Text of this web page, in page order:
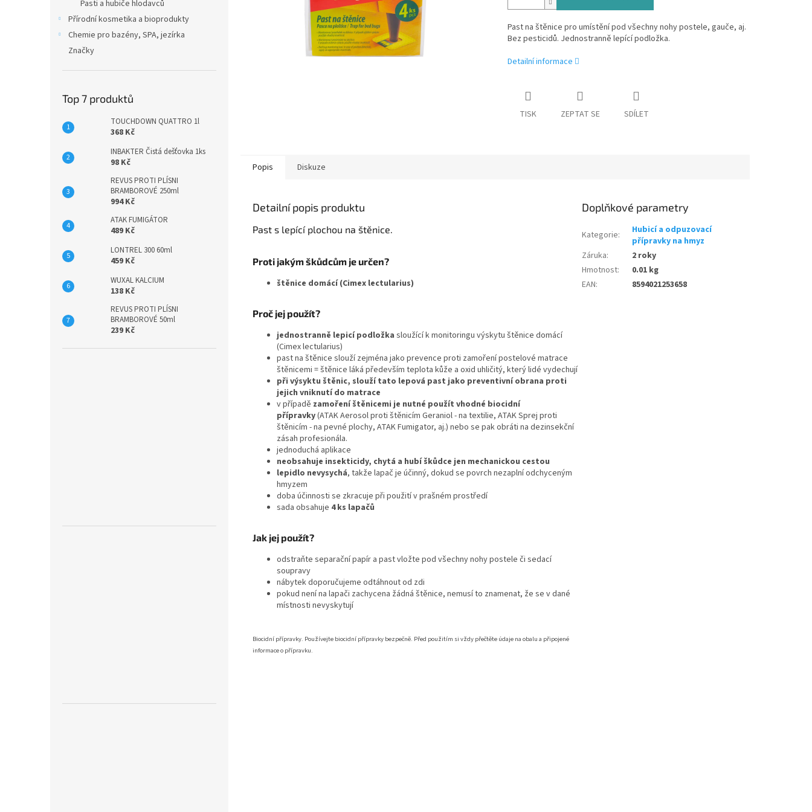
Pasti a hubiče hlodavců
Přírodní kosmetika a bioprodukty
Chemie pro bazény, SPA, jezírka
Značky
Top 7 produktů
TOUCHDOWN QUATTRO 1l
368 Kč
INBAKTER Čistá dešťovka 1ks
98 Kč
REVUS PROTI PLÍSNI
BRAMBOROVÉ 250ml
994 Kč
ATAK FUMIGÁTOR
489 Kč
LONTREL 300 60ml
459 Kč
WUXAL KALCIUM
138 Kč
REVUS PROTI PLÍSNI
BRAMBOROVÉ 50ml
239 Kč
Past na štěnice pro umístění pod všechny nohy postele, gauče, aj.
Bez pesticidů. Jednostranně lepící podložka.
Detailní informace
TISK ZEPTAT SE SDÍLET
Popis Diskuze
Detailní popis produktu
Past s lepící plochou na štěnice.
Proti jakým škůdcům je určen?
štěnice domácí (Cimex lectularius)
Proč jej použít?
jednostranně lepicí podložka sloužící k monitoringu výskytu štěnice domácí
(Cimex lectularius)
past na štěnice slouží zejména jako prevence proti zamoření postelové matrace
štěnicemi = štěnice láká především teplota kůže a oxid uhličitý, který lidé vydechují
při výsyktu štěnic, slouží tato lepová past jako preventivní obrana proti
jejich vniknutí do matrace
v případě zamoření štěnicemi je nutné použít vhodné biocidní
přípravky(ATAK Aerosol proti štěnicím Geraniol - na textilie, ATAK Sprej proti
štěnicím - na pevné plochy, ATAK Fumigator, aj.) nebo se pak obráti na dezinsekční
zásah profesionála.
jednoduchá aplikace
neobsahuje insekticidy, chytá a hubí škůdce jen mechanickou cestou
lepidlo nevysychá, takže lapač je účinný, dokud se povrch nezaplní odchyceným
hmyzem
doba účinnosti se zkracuje při použití v prašném prostředí
sada obsahuje 4 ks lapačů
Jak jej použít?
odstraňte separační papír a past vložte pod všechny nohy postele či sedací
soupravy
nábytek doporučujeme odtáhnout od zdi
pokud není na lapači zachycena žádná štěnice, nemusí to znamenat, že se v dané
místnosti nevyskytují
Biocidní přípravky. Používejte biocidní přípravky bezpečně. Před použitím si vždy přečtěte údaje na obalu a připojené
informace o přípravku.
Doplňkové parametry
Kategorie:
Hubicí a odpuzovací
přípravky na hmyz
Záruka:
2 roky
Hmotnost:
0.01 kg
EAN: 8594021253658